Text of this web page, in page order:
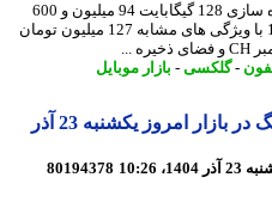
آیفون 13 با پارت نامبر CH و فضای ذخیره سازی 128 گیگابایت 94 میلیون و 600
هزار تومان قیمت خورده است؛ آیفون 16 با ویژگی های مشابه 127 میلیون تومان
-گلکسی-بازار موبایل
ارزان ترین گوشی سامسونگ در بازار امروز یکشنبه 23 آذر
80194378